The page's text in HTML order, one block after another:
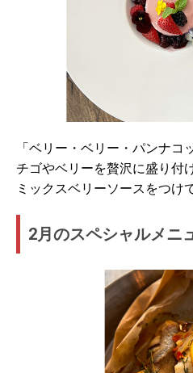
「ベリー・ベリー・パンナコ
チゴやベリーを贅沢に盛り付
ミックスベリーソースをつけ
2月のスペシャルメニ